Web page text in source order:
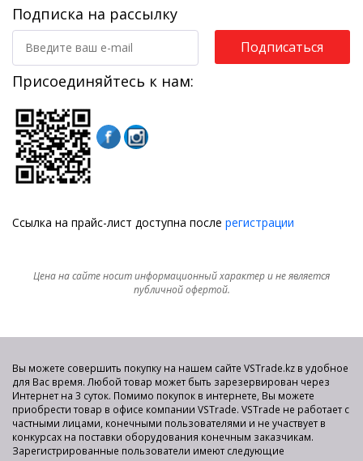
Подписка на рассылку
Подписаться
Присоединяйтесь к нам:
Ссылка на прайс-лист доступна после регистрации
Цена на сайте носит информационный характер и не является
публичной офертой.
Вы можете совершить покупку на нашем сайте VSTrade.kz в удобное
для Вас время. Любой товар может быть зарезервирован через
Интернет на 3 суток. Помимо покупок в интернете, Вы можете
приобрести товар в офисе компании VSTrade. VSTrade не работает с
частными лицами, конечными пользователями и не участвует в
конкурсах на поставки оборудования конечным заказчикам.
Зарегистрированные пользователи имеют следующие